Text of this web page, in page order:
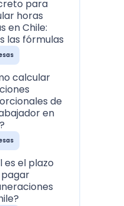
para
horas
en Chile:
las fórmulas
calcular
de
en
es el plazo